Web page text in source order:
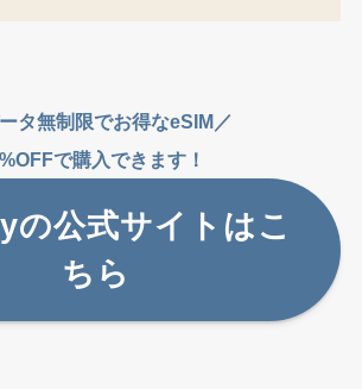
タ無制限でお得なeSIM／
で購入できます！
公式サイトはこ
ちら